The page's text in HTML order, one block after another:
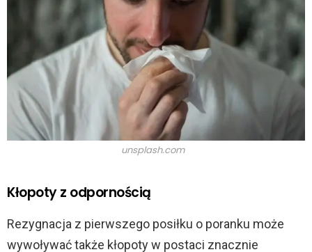
unsplash.com
Kłopoty z odpornością
Rezygnacja z pierwszego posiłku o poranku może
wywoływać także kłopoty w postaci znacznie